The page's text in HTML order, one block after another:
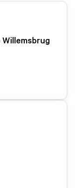
Willemsbrug